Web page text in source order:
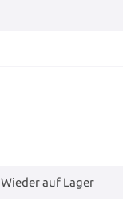
Wieder auf Lager